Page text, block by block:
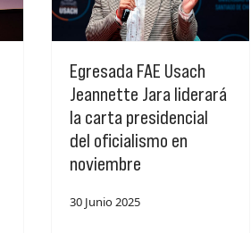
Egresada FAE Usach
Jeannette Jara liderará
la carta presidencial
del oficialismo en
noviembre
30 Junio 2025